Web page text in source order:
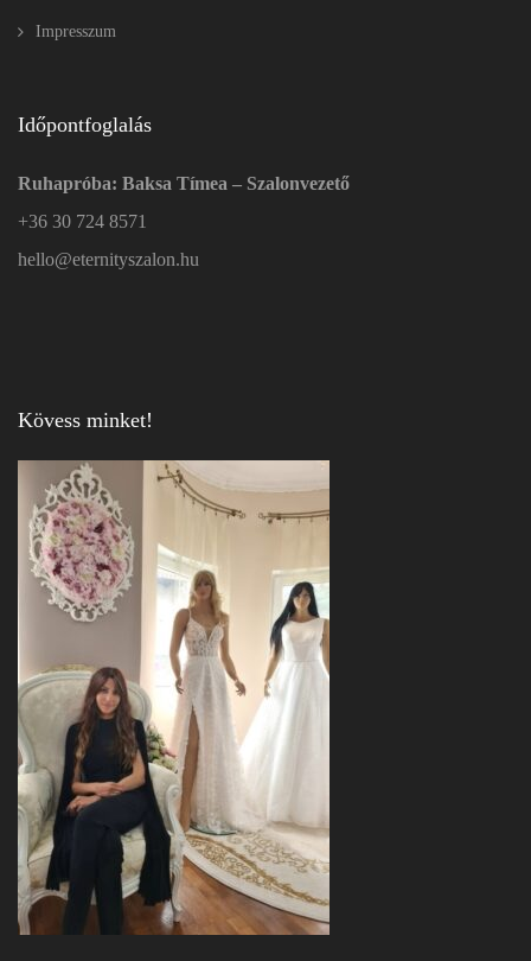
Impresszum
Időpontfoglalás
Ruhapróba: Baksa Tímea – Szalonvezető
+36 30 724 8571
hello@eternityszalon.hu
Kövess minket!